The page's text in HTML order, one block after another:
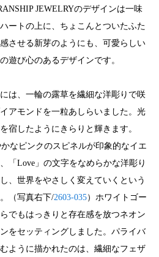
JEWELRYのデザインは一味
ートの上に、ちょこんとついたふた
させる新芽のようにも、可愛らしい
遊び心のあるデザインです。
は、一輪の露草を繊細な洋彫りで咲
アモンドを一粒あしらいました。光
宿したようにきらりと輝きます。
かなピンクのスピネルが印象的なイエ
「Love」の文字をなめらかな洋彫り
、世界をやさしく変えていくという
（写真右下/2603-035）ホワイトゴー
でもはっきりと存在感を放つネオン
をセッティングしました。パライバ
ように描かれたのは、繊細なフェザ